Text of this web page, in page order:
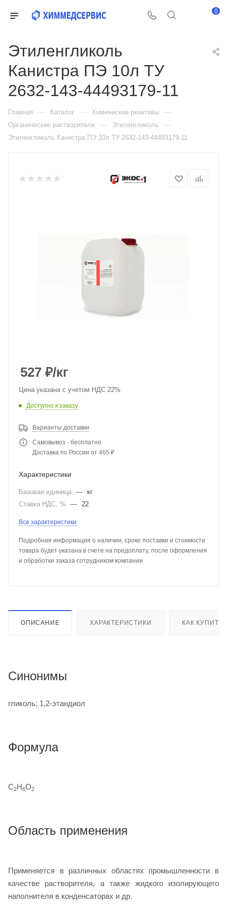
0
Этиленгликоль
Канистра ПЭ 10л ТУ
2632-143-44493179-11
Главная — Каталог — Химические реактивы —
Органические растворители — Этиленгликоль —
Этиленгликоль Канистра ПЭ 10л ТУ 2632-143-44493179-11
527 ₽/кг
Цена указана с учетом НДС 22%
Доступно к заказу
Варианты доставки
Самовывоз - бесплатно
Доставка по России от 465 ₽
Характеристики
Базовая единица — кг
Ставка НДС, %
— 22
Все характеристики
Подробная информация о наличии, сроке поставки и стоимости
товара будет указана в счете на предоплату, после оформления
и обработки заказа сотрудником компании
ОПИСАНИЕ ХАРАКТЕРИСТИКИ КАК КУПИТЬ
Синонимы
гликоль; 1,2-этандиол
Формула
C2H6O2
Область применения
Применяется в различных областях промышленности в
качестве растворителя, а также жидкого изолирующего
наполнителя в конденсаторах и др.